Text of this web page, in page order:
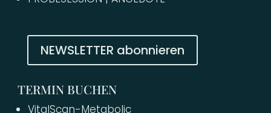
NEWSLETTER abonnieren
TERMIN BUCHEN
VitalScan-Metabolic